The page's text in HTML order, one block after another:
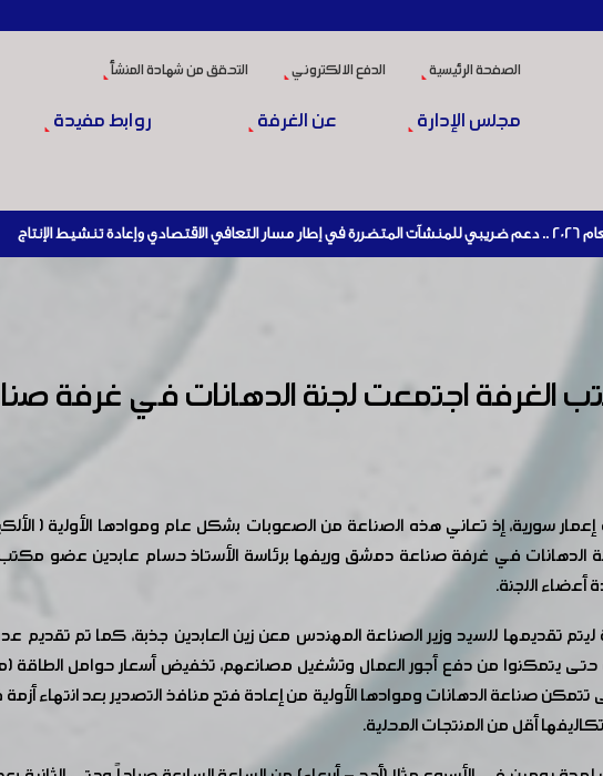
الصفحة الرئيسية الدفع الالكتروني التحقق من شهادة المنشأ
مجلس الإدارة عن الغرفة روابط مفيدة
الغرفة اجتمعت لجنة الدهانات في غرفة
سورية، إذ تعاني هذه الصناعة من الصعوبات بشكل عام وموادها الأولية (
في غرفة صناعة دمشق وريفها برئاسة الأستاذ حسام عابدين عضو
اللجنة.
تقديمها للسيد وزير الصناعة المهندس معن زين العابدين جذبة، كما تم
يتمكنوا من دفع أجور العمال وتشغيل مصانعهم، تخفيض أسعار حوامل الطاقة
صناعة الدهانات وموادها الأولية من إعادة فتح منافذ التصدير بعد انتهاء
أقل من المنتجات المحلية.